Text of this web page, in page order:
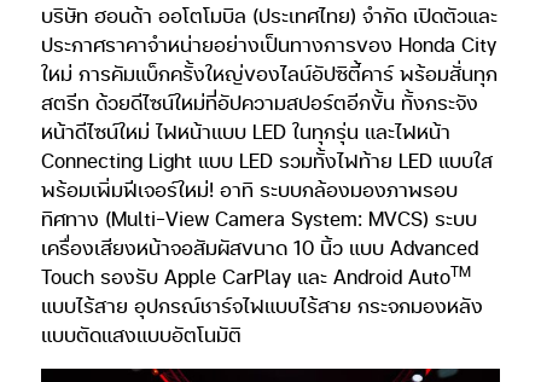
บริษัท ฮอนด้า ออโตโมบิล (ประเทศไทย) จำกัด เปิดตัวและ
ประกาศราคาจำหน่ายอย่างเป็นทางการของ Honda City
ใหม่ การคัมแบ็กครั้งใหญ่ของไลน์อัปซิตี้คาร์ พร้อมสั่นทุก
สตรีท ด้วยดีไซน์ใหม่ที่อัปความสปอร์ตอีกขั้น ทั้งกระจัง
หน้าดีไซน์ใหม่ ไฟหน้าแบบ LED ในทุกรุ่น และไฟหน้า
Connecting Light แบบ LED รวมทั้งไฟท้าย LED แบบใส
พร้อมเพิ่มฟีเจอร์ใหม่! อาทิ ระบบกล้องมองภาพรอบ
ทิศทาง (Multi-View Camera System: MVCS) ระบบ
เครื่องเสียงหน้าจอสัมผัสขนาด 10 นิ้ว แบบ Advanced
Touch รองรับ Apple CarPlay และ Android AutoTM
แบบไร้สาย อุปกรณ์ชาร์จไฟแบบไร้สาย กระจกมองหลัง
แบบตัดแสงแบบอัตโนมัติ